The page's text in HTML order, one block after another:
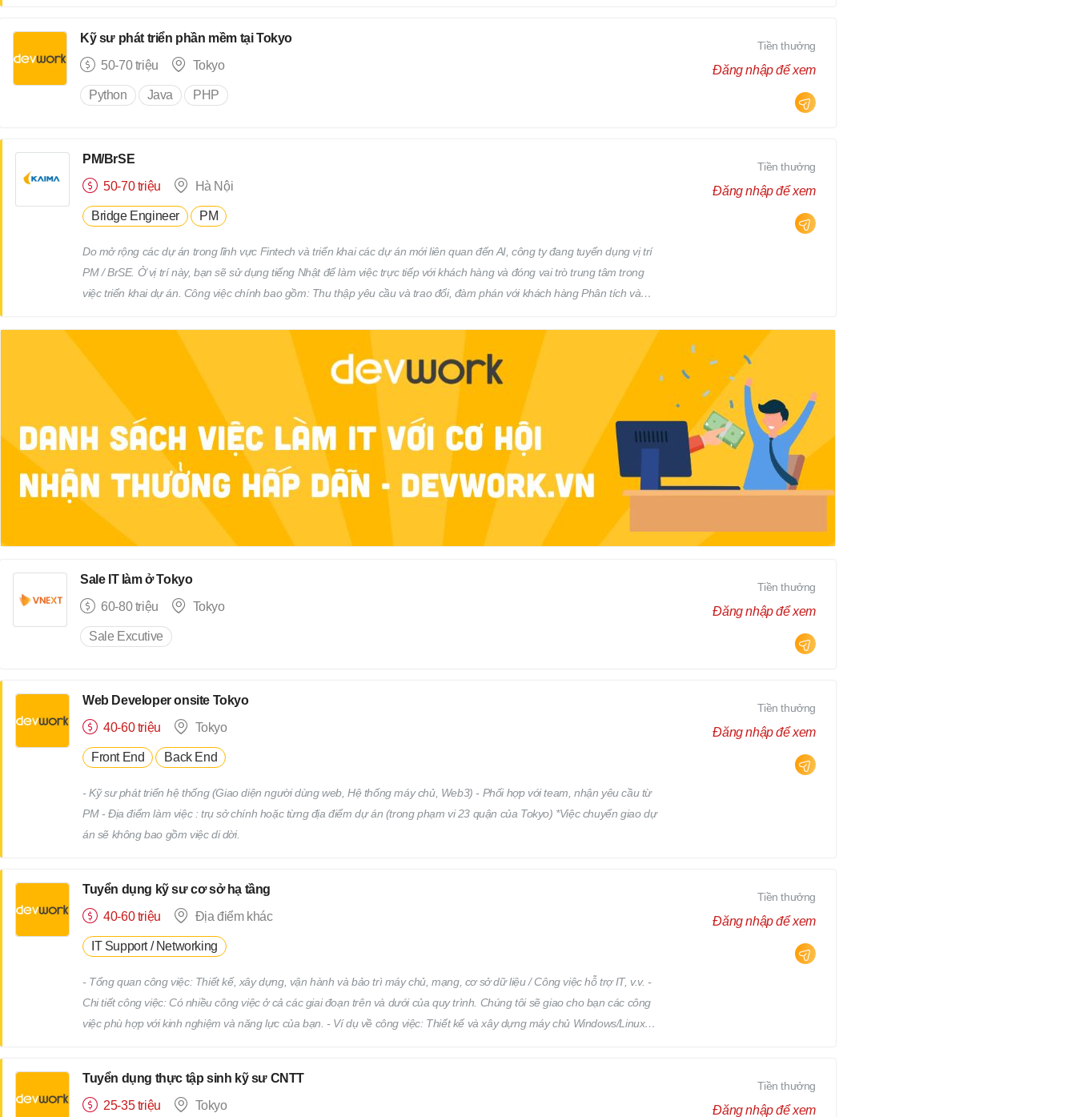
đề sau khi bàn giao. Các công việc liên quan hết theo sự phân công của cấp trên. Địa điểm làm việc: Osaka, Nhật Bản
Kỹ sư phát triển phần mềm tại Tokyo
50-70 triệu
Tokyo
Python Java PHP
Tiền thưởng
Đăng nhập để xem
PM/BrSE
50-70 triệu
Hà Nội
Bridge Engineer PM
Do mở rộng các dự án trong lĩnh vực Fintech và triển khai các dự án mới liên quan đến AI, công ty đang tuyển dụng vị trí
PM / BrSE. Ở vị trí này, bạn sẽ sử dụng tiếng Nhật để làm việc trực tiếp với khách hàng và đóng vai trò trung tâm trong
việc triển khai dự án. Công việc chính bao gồm: Thu thập yêu cầu và trao đổi, đàm phán với khách hàng Phân tích và
tiến độ dự án Phối hợp và làm việc với team phát triển Quản lý: Chất lượng (Quality) Tiến độ (Progress) Thời hạn
(Deadline)
Tiền thưởng
Đăng nhập để xem
Sale IT làm ở Tokyo
60-80 triệu
Tokyo
Sale Excutive
Tiền thưởng
Đăng nhập để xem
Web Developer onsite Tokyo
40-60 triệu
Tokyo
Front End Back End
- Kỹ sư phát triển hệ thống (Giao diện người dùng web, Hệ thống máy chủ, Web3) - Phối hợp với team, nhận yêu cầu từ
PM - Địa điểm làm việc : trụ sở chính hoặc từng địa điểm dự án (trong phạm vi 23 quận của Tokyo) *Việc chuyển giao dự
án sẽ không bao gồm việc di dời.
Tiền thưởng
Đăng nhập để xem
Tuyển dụng kỹ sư cơ sở hạ tầng
40-60 triệu
Địa điểm khác
IT Support / Networking
- Tổng quan công việc: Thiết kế, xây dựng, vận hành và bảo trì máy chủ, mạng, cơ sở dữ liệu / Công việc hỗ trợ IT, v.v. -
Chi tiết công việc: Có nhiều công việc ở cả các giai đoạn trên và dưới của quy trình. Chúng tôi sẽ giao cho bạn các công
việc phù hợp với kinh nghiệm và năng lực của bạn. - Ví dụ về công việc: Thiết kế và xây dựng máy chủ Windows/Linux
việc này) Tổng hợp dữ liệu bằng Excel, thiết lập máy tính / điện thoại thông minh, hỗ trợ ứng dụng và phần mềm qua bàn
hỗ trợ kỹ thuật, v.v. - Bạn sẽ làm việc tại các công ty khách hàng với tư cách là nhân viên chính thức của công ty chúng tôi
Tiền thưởng
Đăng nhập để xem
Tuyển dụng thực tập sinh kỹ sư CNTT
25-35 triệu
Tokyo
Tiền thưởng
Đăng nhập để xem